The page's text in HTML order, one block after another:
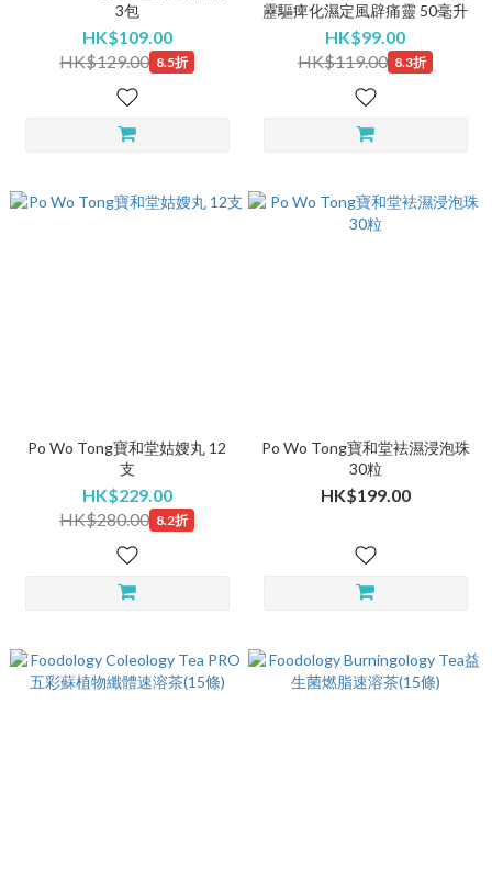
3包
HK$109.00
HK$129.00 8.5折
靂驅痺化濕定風辟痛靈 50毫升
HK$99.00
HK$119.00 8.3折
Po Wo Tong寶和堂姑嫂丸 12
支
HK$229.00
HK$280.00 8.2折
Po Wo Tong寶和堂袪濕浸泡珠
30粒
HK$199.00